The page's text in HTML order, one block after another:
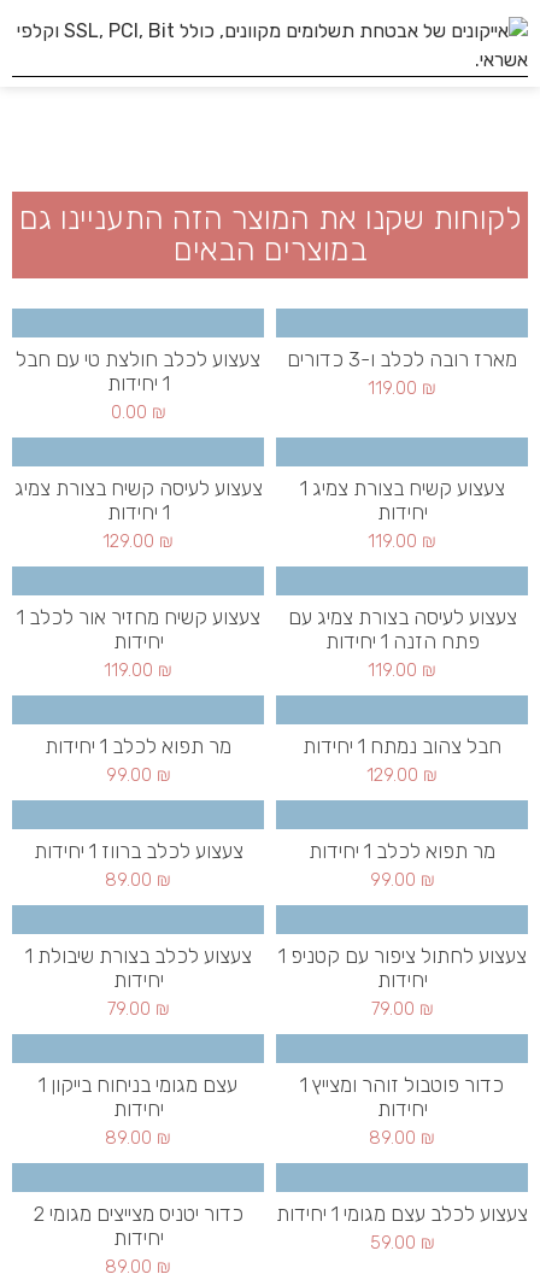
לקוחות שקנו את המוצר הזה התעניינו גם
במוצרים הבאים
מארז רובה לכלב ו-3 כדורים
119.00 ₪
צעצוע לכלב חולצת טי עם חבל
1 יחידות
0.00 ₪
צעצוע קשיח בצורת צמיג 1
יחידות
119.00 ₪
צעצוע לעיסה קשיח בצורת צמיג
1 יחידות
129.00 ₪
צעצוע לעיסה בצורת צמיג עם
פתח הזנה 1 יחידות
119.00 ₪
צעצוע קשיח מחזיר אור לכלב 1
יחידות
119.00 ₪
חבל צהוב נמתח 1 יחידות
129.00 ₪
מר תפוא לכלב 1 יחידות
99.00 ₪
מר תפוא לכלב 1 יחידות
99.00 ₪
צעצוע לכלב ברווז 1 יחידות
89.00 ₪
צעצוע לחתול ציפור עם קטניפ 1
יחידות
79.00 ₪
צעצוע לכלב בצורת שיבולת 1
יחידות
79.00 ₪
כדור פוטבול זוהר ומצייץ 1
יחידות
89.00 ₪
עצם מגומי בניחוח בייקון 1
יחידות
89.00 ₪
צעצוע לכלב עצם מגומי 1 יחידות
59.00 ₪
כדור יטניס מצייצים מגומי 2
יחידות
89.00 ₪